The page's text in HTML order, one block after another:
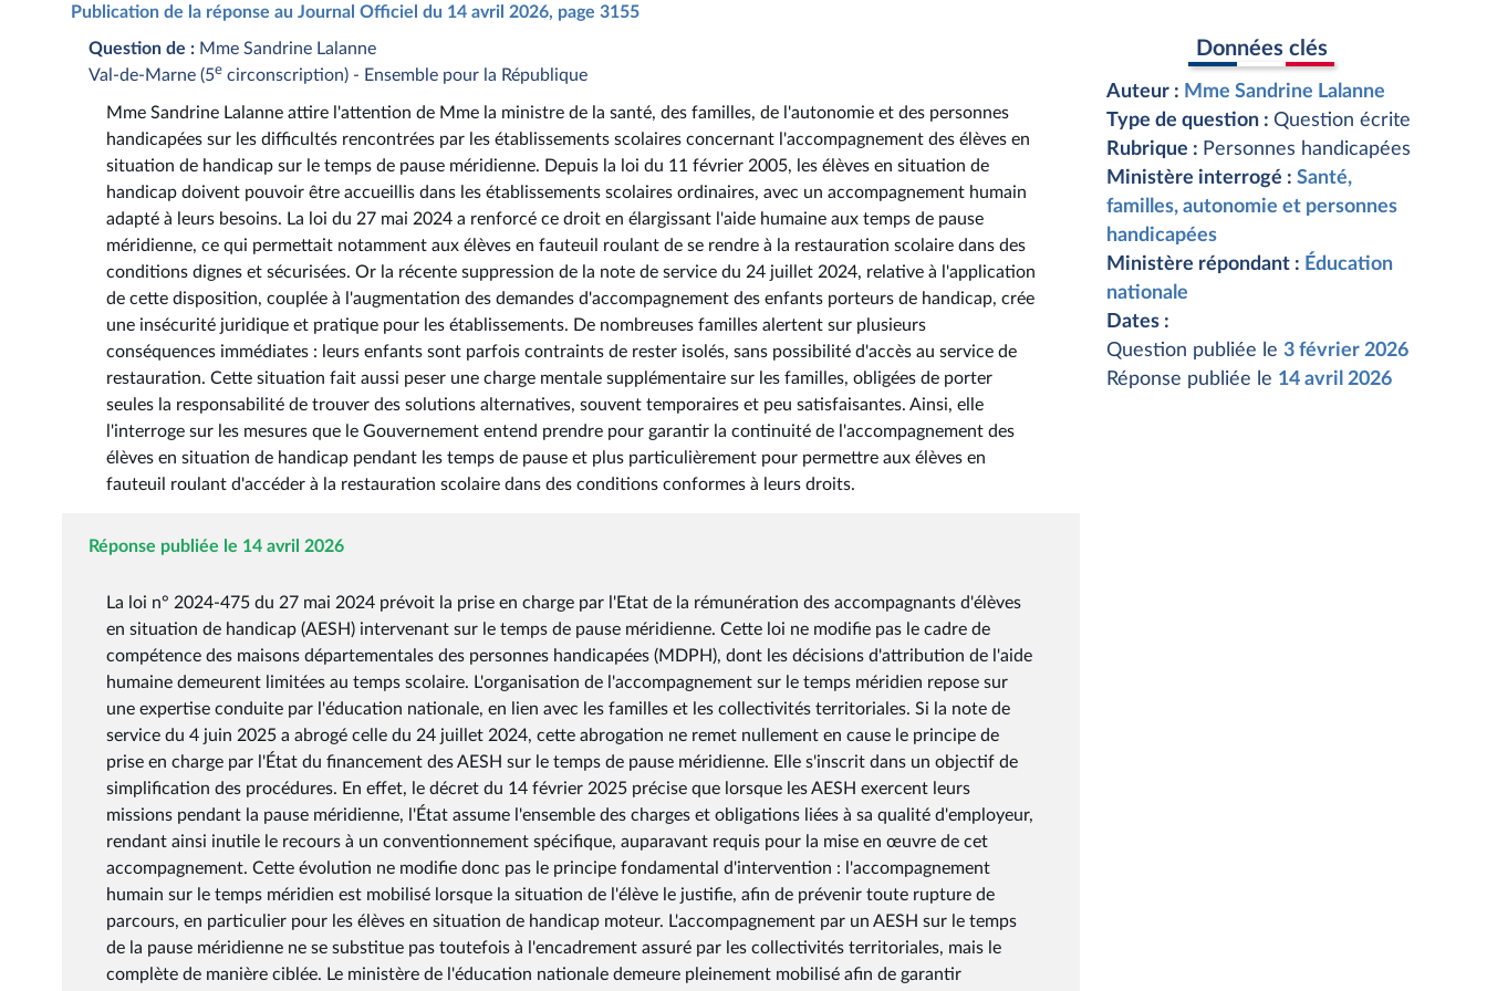
Publication de la réponse au Journal Officiel du 14 avril 2026, page 3155
Question de : Mme Sandrine Lalanne
Val-de-Marne (5e circonscription) - Ensemble pour la République
Mme Sandrine Lalanne attire l'attention de Mme la ministre de la santé, des familles, de l'autonomie et des personnes
handicapées sur les difficultés rencontrées par les établissements scolaires concernant l'accompagnement des élèves en
situation de handicap sur le temps de pause méridienne. Depuis la loi du 11 février 2005, les élèves en situation de
handicap doivent pouvoir être accueillis dans les établissements scolaires ordinaires, avec un accompagnement humain
adapté à leurs besoins. La loi du 27 mai 2024 a renforcé ce droit en élargissant l'aide humaine aux temps de pause
méridienne, ce qui permettait notamment aux élèves en fauteuil roulant de se rendre à la restauration scolaire dans des
conditions dignes et sécurisées. Or la récente suppression de la note de service du 24 juillet 2024, relative à l'application
de cette disposition, couplée à l'augmentation des demandes d'accompagnement des enfants porteurs de handicap, crée
une insécurité juridique et pratique pour les établissements. De nombreuses familles alertent sur plusieurs
conséquences immédiates : leurs enfants sont parfois contraints de rester isolés, sans possibilité d'accès au service de
restauration. Cette situation fait aussi peser une charge mentale supplémentaire sur les familles, obligées de porter
seules la responsabilité de trouver des solutions alternatives, souvent temporaires et peu satisfaisantes. Ainsi, elle
l'interroge sur les mesures que le Gouvernement entend prendre pour garantir la continuité de l'accompagnement des
élèves en situation de handicap pendant les temps de pause et plus particulièrement pour permettre aux élèves en
fauteuil roulant d'accéder à la restauration scolaire dans des conditions conformes à leurs droits.
Réponse publiée le 14 avril 2026
La loi n° 2024-475 du 27 mai 2024 prévoit la prise en charge par l'Etat de la rémunération des accompagnants d'élèves
en situation de handicap (AESH) intervenant sur le temps de pause méridienne. Cette loi ne modifie pas le cadre de
compétence des maisons départementales des personnes handicapées (MDPH), dont les décisions d'attribution de l'aide
humaine demeurent limitées au temps scolaire. L'organisation de l'accompagnement sur le temps méridien repose sur
une expertise conduite par l'éducation nationale, en lien avec les familles et les collectivités territoriales. Si la note de
service du 4 juin 2025 a abrogé celle du 24 juillet 2024, cette abrogation ne remet nullement en cause le principe de
prise en charge par l'État du financement des AESH sur le temps de pause méridienne. Elle s'inscrit dans un objectif de
simplification des procédures. En effet, le décret du 14 février 2025 précise que lorsque les AESH exercent leurs
missions pendant la pause méridienne, l'État assume l'ensemble des charges et obligations liées à sa qualité d'employeur,
rendant ainsi inutile le recours à un conventionnement spécifique, auparavant requis pour la mise en œuvre de cet
accompagnement. Cette évolution ne modifie donc pas le principe fondamental d'intervention : l'accompagnement
humain sur le temps méridien est mobilisé lorsque la situation de l'élève le justifie, afin de prévenir toute rupture de
parcours, en particulier pour les élèves en situation de handicap moteur. L'accompagnement par un AESH sur le temps
de la pause méridienne ne se substitue pas toutefois à l'encadrement assuré par les collectivités territoriales, mais le
complète de manière ciblée. Le ministère de l'éducation nationale demeure pleinement mobilisé afin de garantir
Données clés
Auteur : Mme Sandrine Lalanne
Type de question : Question écrite
Rubrique : Personnes handicapées
Ministère interrogé : Santé,
familles, autonomie et personnes
handicapées
Ministère répondant : Éducation
nationale
Dates :
Question publiée le 3 février 2026
Réponse publiée le 14 avril 2026